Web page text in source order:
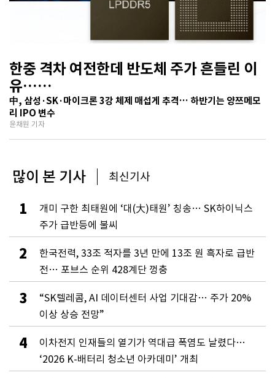
한중 격차 여전한데 반도체 주가 흔들린 이
유…
기술보다 무서운 ‘과점 균열’ 공포
中, 삼성·SK·마이크론 3강 체제 매섭게 추격… 하반기는 양쯔메모
리 IPO 변수
윤채원 기자
많이 본 기사 최신기사
1
개미 구한 최태원에 ‘대(大)태원’ 칭송… SK하이닉스
주가 급반등에 불씨
2
한국전력, 33조 적자를 3년 만에 13조 원 흑자로 급반
전… 포브스 순위 428계단 껑충
3
“SK텔레콤, AI 데이터센터 사업 기대감… 주가 20%
이상 상승 전망”
4
이차전지 인재들의 열기가 역대급 폭염도 날렸다…
‘2026 K-배터리 청소년 아카데미’ 개최